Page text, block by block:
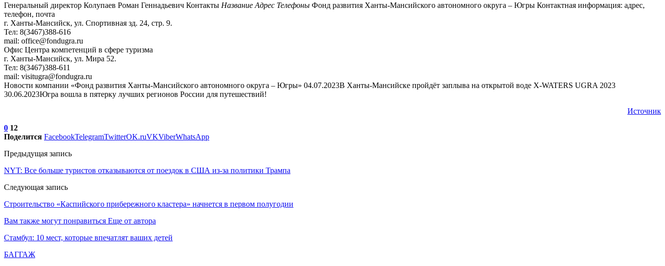
Генеральный директор Колупаев Роман Геннадьевич Контакты Название Адрес Телефоны Фонд развития Ханты-Мансийского автономного округа – Югры Контактная информация: адрес,
телефон, почта
г. Ханты-Мансийск, ул. Спортивная зд. 24, стр. 9.
Тел: 8(3467)388-616
mail: office@fondugra.ru
Офис Центра компетенций в сфере туризма
г. Ханты-Мансийск, ул. Мира 52.
Тел: 8(3467)388-611
mail: visitugra@fondugra.ru
Новости компании «Фонд развития Ханты-Мансийского автономного округа – Югры» 04.07.2023В Ханты-Мансийске пройдёт заплыва на открытой воде X-WATERS UGRA 2023
30.06.2023Югра вошла в пятерку лучших регионов России для путешествий!
Источник
0 12
Поделится FacebookTelegramTwitterOK.ruVKViberWhatsApp
Предыдущая запись
NYT: Все больше туристов отказываются от поездок в США из-за политики Трампа
Следующая запись
Строительство «Каспийского прибережного кластера» начнется в первом полугодии
Вам также могут понравиться Еще от автора
Стамбул: 10 мест, которые впечатлят ваших детей
БАГГАЖ